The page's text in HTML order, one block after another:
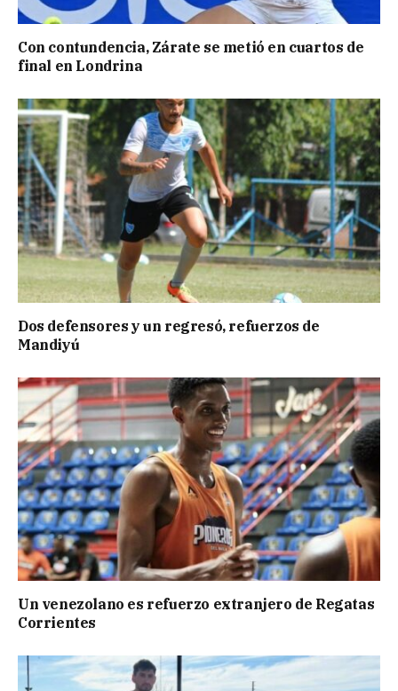
Con contundencia, Zárate se metió en cuartos de
final en Londrina
Dos defensores y un regresó, refuerzos de
Mandiyú
Un venezolano es refuerzo extranjero de Regatas
Corrientes